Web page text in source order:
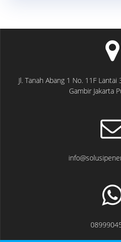
Jl. Tanah Abang 1 No. 11F
Gambir Jakarta